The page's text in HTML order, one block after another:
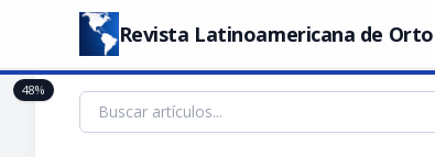
Revista Latinoamericana de
48%